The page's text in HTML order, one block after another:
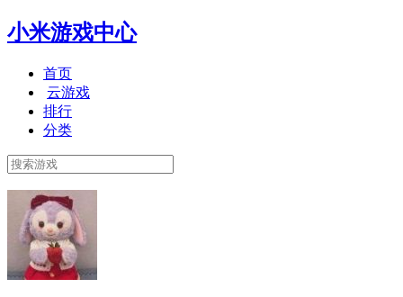
小米游戏中心
首页
云游戏
排行
分类